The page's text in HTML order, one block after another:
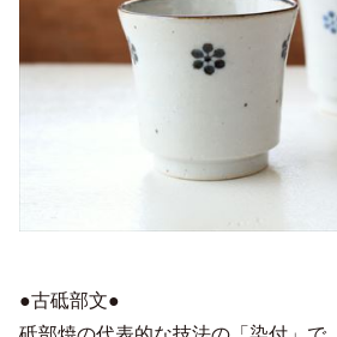
●古砥部文●